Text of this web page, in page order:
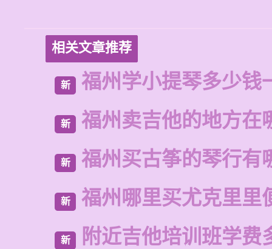
相关文章推荐
新 福州学小提琴多少钱
新 福州卖吉他的地方在
新 福州买古筝的琴行有
新 福州哪里买尤克里里
新 附近吉他培训班学费